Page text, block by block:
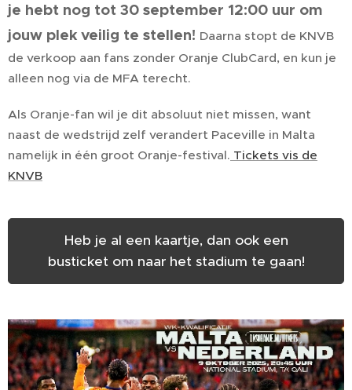
je hebt nog tot 30 september 12:00 uur om
jouw plek veilig te stellen! Daarna stopt de KNVB
de verkoop aan fans zonder Oranje ClubCard, en kun je
alleen nog via de MFA terecht.
Als Oranje-fan wil je dit absoluut niet missen, want
naast de wedstrijd zelf verandert Paceville in Malta
namelijk in één groot Oranje-festival. Tickets vis de
KNVB
Heb je al een kaartje, dan ook een
busticket om naar het stadium te gaan!